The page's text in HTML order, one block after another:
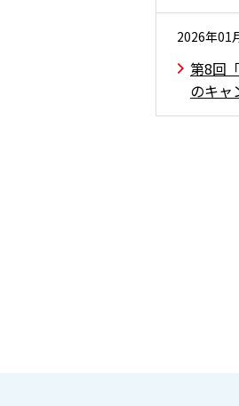
2026年01
第8回
のキャ